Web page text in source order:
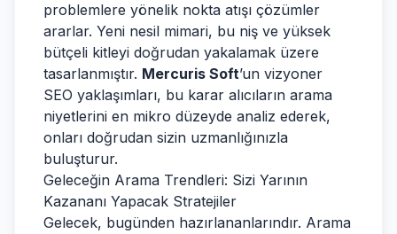
problemlere yönelik nokta atışı çözümler
ararlar. Yeni nesil mimari, bu niş ve yüksek
bütçeli kitleyi doğrudan yakalamak üzere
tasarlanmıştır. Mercuris Soft’un vizyoner
SEO yaklaşımları, bu karar alıcıların arama
niyetlerini en mikro düzeyde analiz ederek,
onları doğrudan sizin uzmanlığınızla
buluşturur.
Geleceğin Arama Trendleri: Sizi Yarının
Kazananı Yapacak Stratejiler
Gelecek, bugünden hazırlananlarındır. Arama